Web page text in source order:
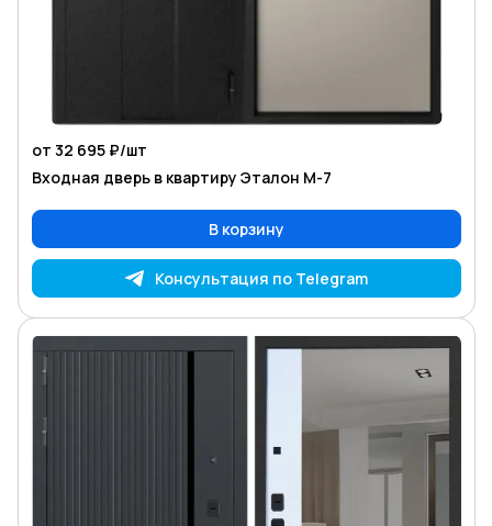
от 32 695 ₽/шт
Входная дверь в квартиру Эталон М-7
В корзину
Консультация по Telegram